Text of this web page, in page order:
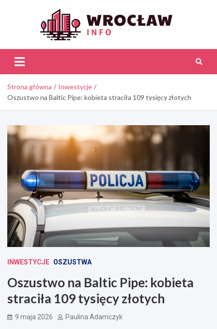
Strona główna
Inwestycje
Oszustwo na Baltic Pipe: kobieta straciła 109 tysięcy złotych
INWESTYCJE OSZUSTWA
Oszustwo na Baltic Pipe: kobieta
straciła 109 tysięcy złotych
9 maja 2026 Paulina Adamczyk